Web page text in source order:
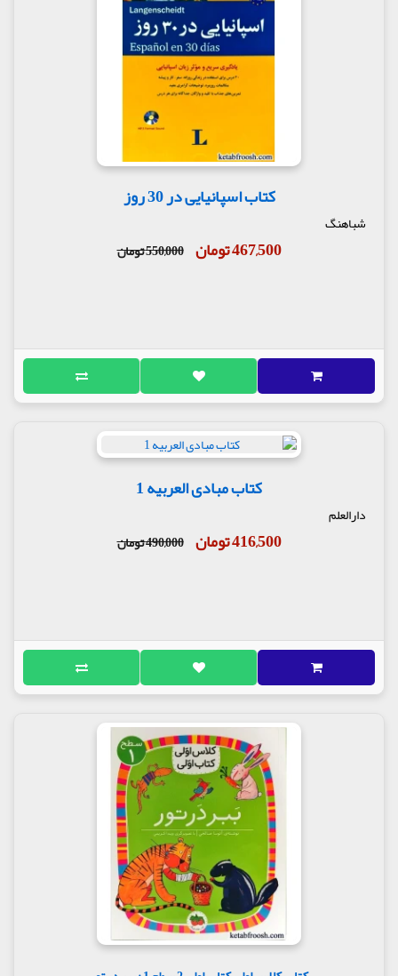
کتاب اسپانیایی در 30 روز
شباهنگ
467,500 تومان 550,000 تومان
کتاب مبادی العربیه 1
دارالعلم
416,500 تومان 490,000 تومان